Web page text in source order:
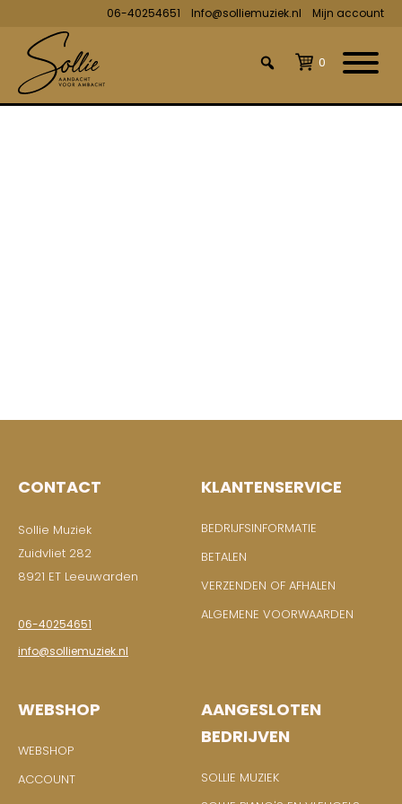
06-40254651 Info@solliemuziek.nl Mijn account
0
CONTACT
Sollie Muziek
Zuidvliet 282
8921 ET Leeuwarden
06-40254651
info@solliemuziek.nl
KLANTENSERVICE
BEDRIJFSINFORMATIE
BETALEN
VERZENDEN OF AFHALEN
ALGEMENE VOORWAARDEN
WEBSHOP
WEBSHOP
ACCOUNT
AANGESLOTEN
BEDRIJVEN
SOLLIE MUZIEK